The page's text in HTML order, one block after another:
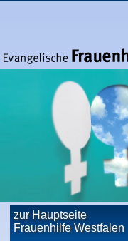
zur Hauptseite
Frauenhilfe Westfalen